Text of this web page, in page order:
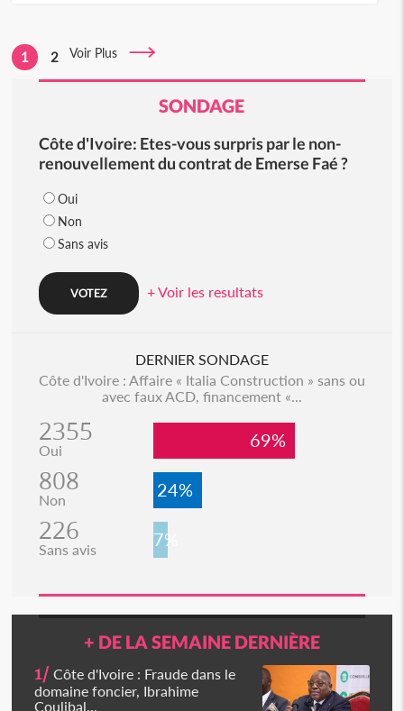
1 2 Voir Plus
SONDAGE
Côte d'Ivoire: Etes-vous surpris par le non-
renouvellement du contrat de Emerse Faé ?
Oui
Non
Sans avis
+ Voir les resultats
DERNIER SONDAGE
Côte d'Ivoire : Affaire « Italia Construction » sans ou
avec faux ACD, financement «...
2355
Oui 69%
808
Non 24%
226
Sans avis 7%
+ DE LA SEMAINE DERNIÈRE
1/ Côte d'Ivoire : Fraude dans le
domaine foncier, Ibrahime
Coulibal...